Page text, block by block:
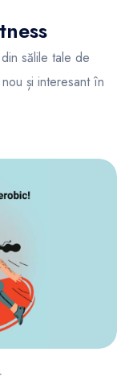
sălile tale de
și interesant în